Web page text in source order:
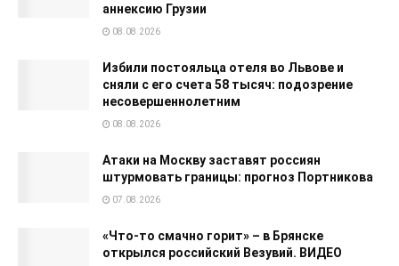
аннексию Грузии
08.08.2026
Избили постояльца отеля во Львове и
сняли с его счета 58 тысяч: подозрение
несовершеннолетним
08.08.2026
Атаки на Москву заставят россиян
штурмовать границы: прогноз Портникова
07.08.2026
«Что-то смачно горит» – в Брянске
открылся российский Везувий. ВИДЕО